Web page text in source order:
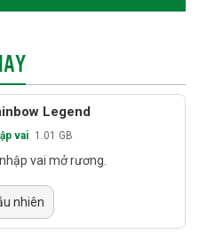
Legend
vai 1.01 GB
nhập vai mở rương.
nhiên